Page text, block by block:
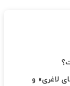
لاغری» و